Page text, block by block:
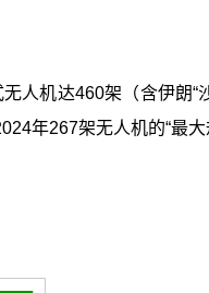
机达460架（含伊朗“
年267架无人机的“最